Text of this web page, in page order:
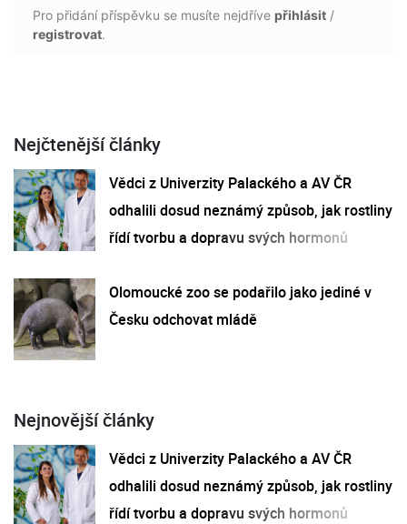
Pro přidání příspěvku se musíte nejdříve přihlásit /
registrovat.
Nejčtenější články
Vědci z Univerzity Palackého a AV ČR
odhalili dosud neznámý způsob, jak rostliny
řídí tvorbu a dopravu svých hormonů
Olomoucké zoo se podařilo jako jediné v
Česku odchovat mládě
Nejnovější články
Vědci z Univerzity Palackého a AV ČR
odhalili dosud neznámý způsob, jak rostliny
řídí tvorbu a dopravu svých hormonů